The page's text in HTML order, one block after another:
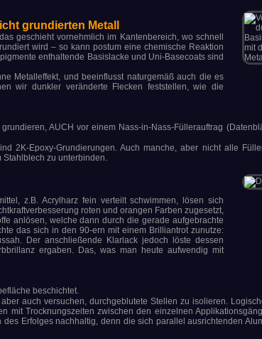
grundierten Metall
geschieht vornehmlich im Kantenbereich, wo schnell
wird – so kann postum eine chemische Reaktion
enthaltende Basislacke und Uni-Basecoats sind
Metalleffekt, und beeinflusst naturgemäß auch die es
wir dunkler veränderte Flecken feststellen, wie die
AUCH vor einem Nass-in-Nass-Füllerauftrag
2K-Epoxy-Grundierungen. Auch manche, aber nicht alle
Stahlblech zu unterbinden.
z.B. Acrylharz fein verteilt schwimmen, lösen sich
roten und orangen Farben zugesetzt,
anlösen, welche dann durch die gerade aufgebrachte
das sich in den 90-ern mit einem Brilliantrot zunutze:
Der anschließende Klarlack jedoch löste dessen
ergaben. Das, was man heute aufwendig mit
beschichtet.
auch versuchen, durchgeblutete Stellen zu isolieren.
mit Trocknungszeiten zwischen den einzelnen
Erfolges nachhaltig, denn die sich parallel ausrichtenden